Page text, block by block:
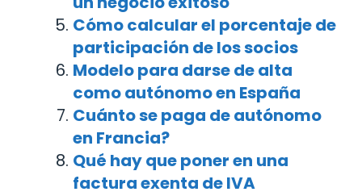
Cómo calcular el porcentaje de
participación de los socios
Modelo para darse de alta
como autónomo en España
Cuánto se paga de autónomo
en Francia?
Qué hay que poner en una
factura exenta de IVA